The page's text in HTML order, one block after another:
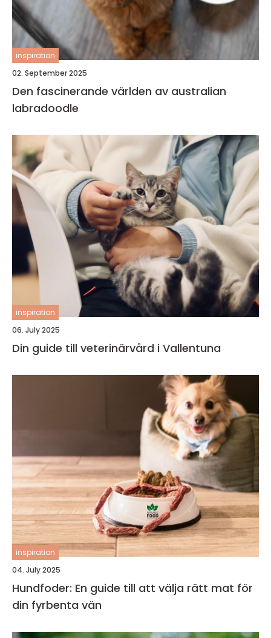
inspiration
02. September 2025
Den fascinerande världen av australian
labradoodle
inspiration
06. July 2025
Din guide till veterinärvård i Vallentuna
inspiration
04. July 2025
Hundfoder: En guide till att välja rätt mat för
din fyrbenta vän